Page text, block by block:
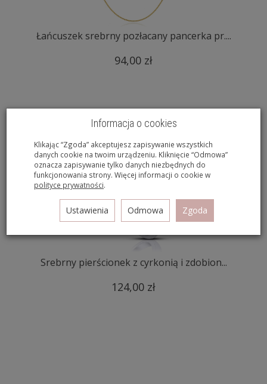
Łańcuszek srebrny pozłacany pancerka pr....
94,00 zł
Srebrny pierścionek z cyrkonią i zdobion...
124,00 zł
Informacja o cookies
Klikając “Zgoda” akceptujesz zapisywanie wszystkich
danych cookie na twoim urządzeniu. Kliknięcie “Odmowa”
oznacza zapisywanie tylko danych niezbędnych do
funkcjonowania strony. Więcej informacji o cookie w
polityce prywatności.
Ustawienia Odmowa Zgoda